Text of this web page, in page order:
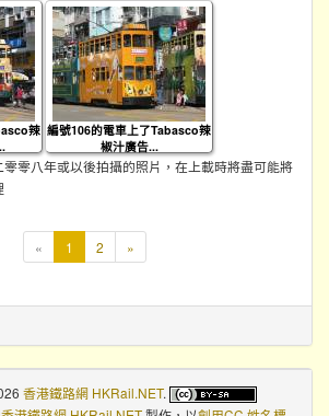
辣 編號106的電車上了Tabasco辣
椒汁廣告...
零八年或以後拍攝的照片，在上載時將盡可能將
« 1
頁
2 »
香港鐵路網 HKRail.NET.